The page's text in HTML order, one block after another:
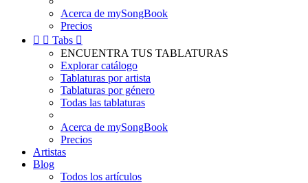
Acerca de mySongBook
Precios
  Tabs 
ENCUENTRA TUS TABLATURAS
Explorar catálogo
Tablaturas por artista
Tablaturas por género
Todas las tablaturas
Acerca de mySongBook
Precios
Artistas
Blog
Todos los artículos